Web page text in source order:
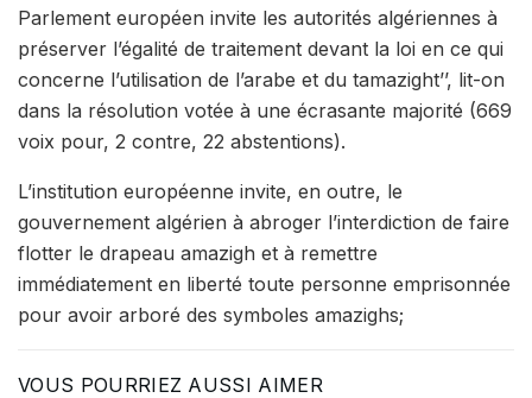
Parlement européen invite les autorités algériennes à
préserver l’égalité de traitement devant la loi en ce qui
concerne l’utilisation de l’arabe et du tamazight’’, lit-on
dans la résolution votée à une écrasante majorité (669
voix pour, 2 contre, 22 abstentions).
L’institution européenne invite, en outre, le
gouvernement algérien à abroger l’interdiction de faire
flotter le drapeau amazigh et à remettre
immédiatement en liberté toute personne emprisonnée
pour avoir arboré des symboles amazighs;
VOUS POURRIEZ AUSSI AIMER